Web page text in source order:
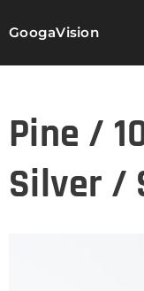
GoogaVision
Pine /
Silver /